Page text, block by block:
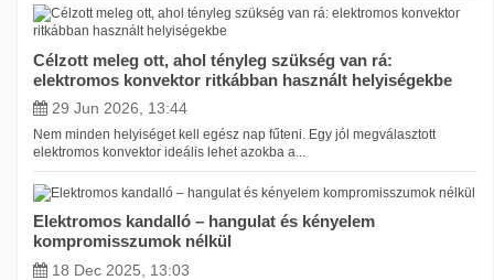
Ár
1500 Ft 505000 Ft
Teljesítmény
250 W 3000 W
Gyártó
Célzott meleg ott, ahol tényleg szükség van rá:
elektromos konvektor ritkábban használt helyiségekbe
29 Jun 2026, 13:44
Nem minden helyiséget kell egész nap fűteni. Egy jól megválasztott
elektromos konvektor ideális lehet azokba a...
Elektromos kandalló – hangulat és kényelem
kompromisszumok nélkül
18 Dec 2025, 13:03